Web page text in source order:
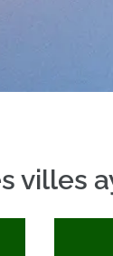
villes